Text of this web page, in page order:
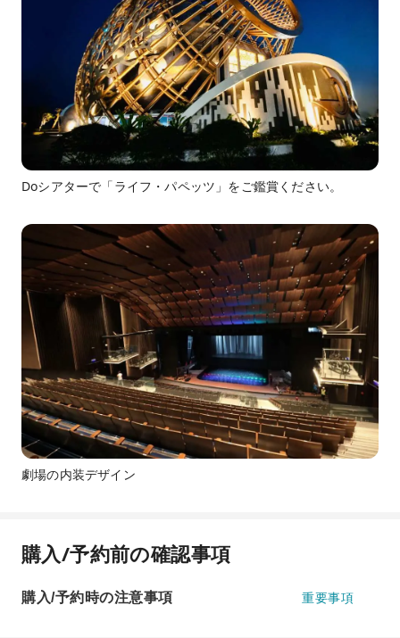
Doシアターで「ライフ・パペッツ」をご鑑賞ください。
劇場の内装デザイン
購入/予約前の確認事項
購入/予約時の注意事項 重要事項